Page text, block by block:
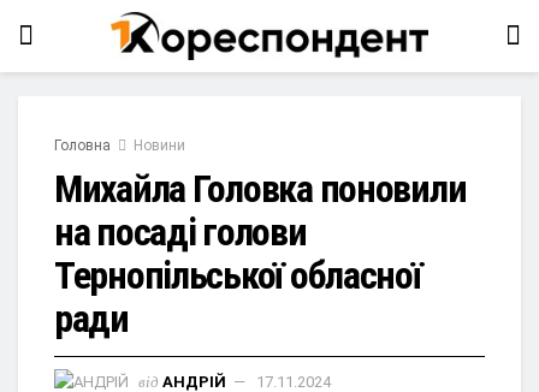
Головна Новини
Михайла Головка поновили
на посаді голови
Тернопільської обласної
ради
від АНДРІЙ 17.11.2024